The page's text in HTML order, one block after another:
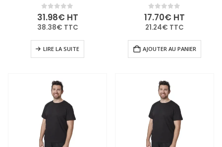
0 out of 5
31.98€ HT
38.38€ TTC
LIRE LA SUITE
0 out of 5
17.70€ HT
21.24€ TTC
AJOUTER AU PANIER